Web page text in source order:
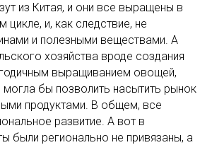
из Китая, и они все выращены в
цикле, и, как следствие, не
и полезными веществами. А
хозяйства вроде создания
выращиванием овощей,
могла бы позволить насытить рынок
продуктами. В общем, все
развитие. А вот в
были регионально не привязаны, а